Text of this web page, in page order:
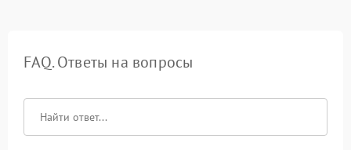
FAQ. Ответы на вопросы